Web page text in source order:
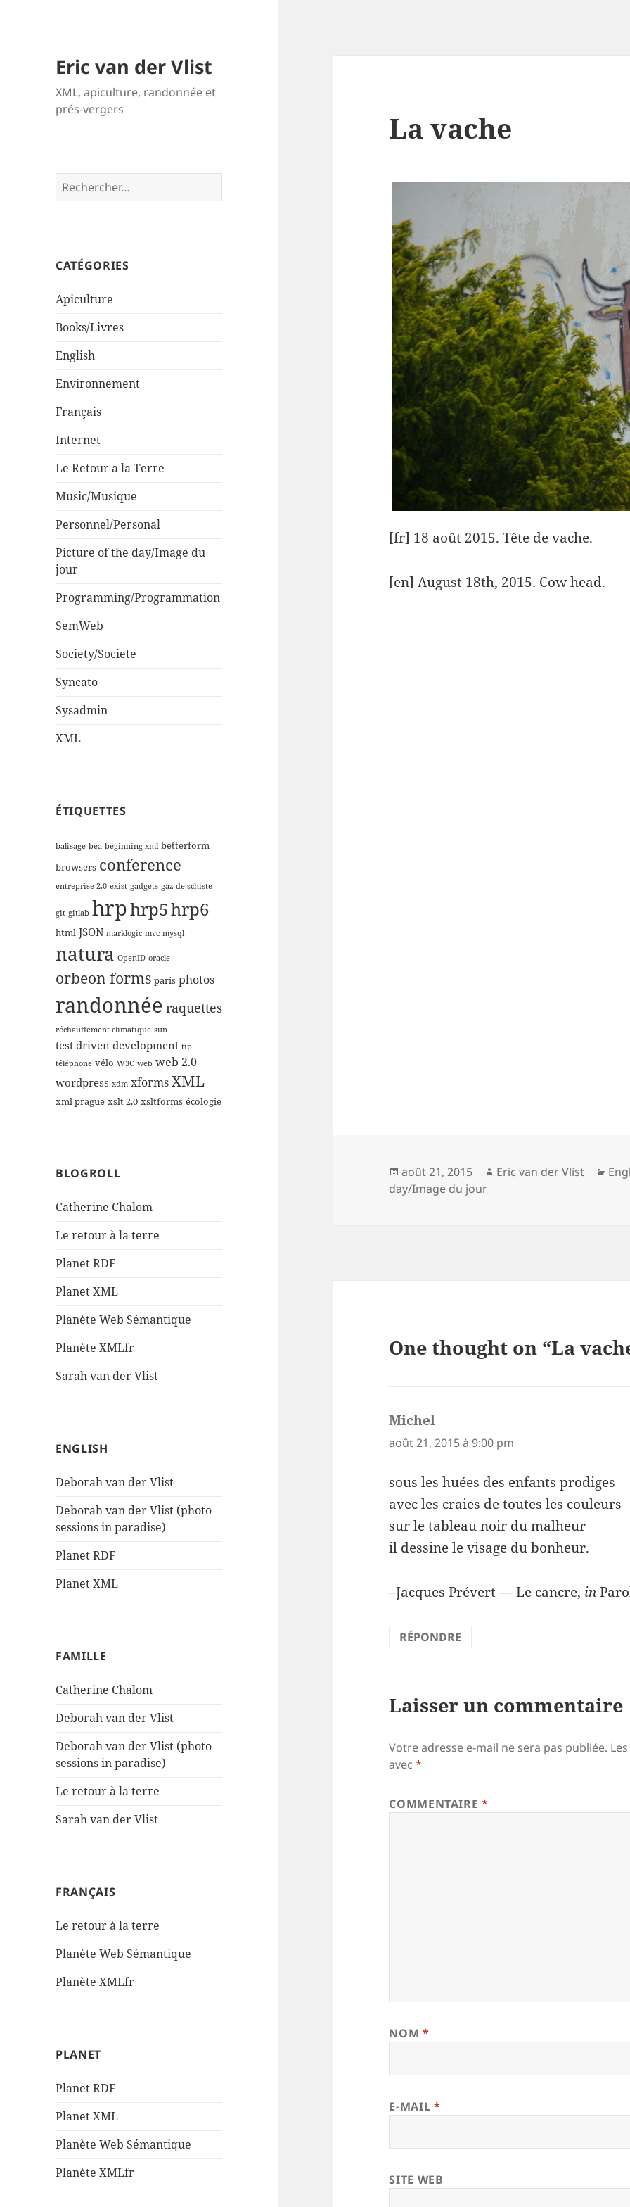
Eric van der Vlist
XML, apiculture, randonnée et
prés-vergers
Rechercher :
CATÉGORIES
Apiculture
Books/Livres
English
Environnement
Français
Internet
Le Retour a la Terre
Music/Musique
Personnel/Personal
Picture of the day/Image du
jour
Programming/Programmation
SemWeb
Society/Societe
Syncato
Sysadmin
XML
ÉTIQUETTES
balisage bea beginning xml betterform
browsers conference
entreprise 2.0 exist gadgets gaz de schiste
git gitlab hrphrp5hrp6
html JSON marklogic mvc mysql
natura OpenID oracle
orbeon forms paris photos
randonnée raquettes
réchauffement climatique sun
test driven development tip
téléphone vélo W3C web web 2.0
wordpress xdm xformsXML
xml prague xslt 2.0 xsltforms écologie
BLOGROLL
Catherine Chalom
Le retour à la terre
Planet RDF
Planet XML
Planète Web Sémantique
Planète XMLfr
Sarah van der Vlist
ENGLISH
Deborah van der Vlist
Deborah van der Vlist (photo
sessions in paradise)
Planet RDF
Planet XML
FAMILLE
Catherine Chalom
Deborah van der Vlist
Deborah van der Vlist (photo
sessions in paradise)
Le retour à la terre
Sarah van der Vlist
FRANÇAIS
Le retour à la terre
Planète Web Sémantique
Planète XMLfr
PLANET
Planet RDF
Planet XML
Planète Web Sémantique
Planète XMLfr
La vache
[fr] 18 août 2015. Tête de vache.
[en] August 18th, 2015. Cow head.
Posted
on
août 21, 2015 Author
Eric van der Vlist
day/Image du jour
One thought on “La
Michel
août 21, 2015 à 9:00 pm
sous les huées des enfants prodiges
avec les craies de toutes les couleurs
sur le tableau noir du malheur
il dessine le visage du bonheur.
–Jacques Prévert — Le cancre, in
RÉPONDRE
Laisser un commentaire
Votre adresse e-mail ne sera pas publiée.
avec*
COMMENTAIRE*
NOM *
E-MAIL *
SITE WEB